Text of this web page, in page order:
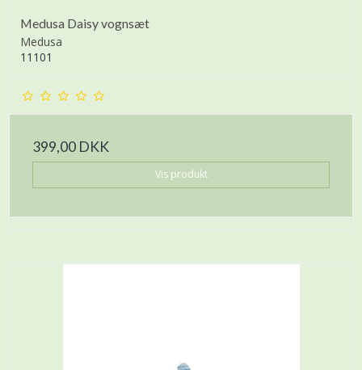
Medusa Daisy vognsæt
Medusa
11101
399,00 DKK
Vis produkt